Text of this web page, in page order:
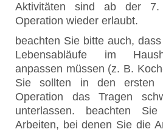
Aktivitäten sind ab der
Operation wieder erlaubt.
beachten Sie bitte auch,
Lebensabläufe im
anpassen müssen (z. B.
Sie sollten in den ersten
Operation das Tragen
unterlassen. beachten
Arbeiten, bei denen Sie die